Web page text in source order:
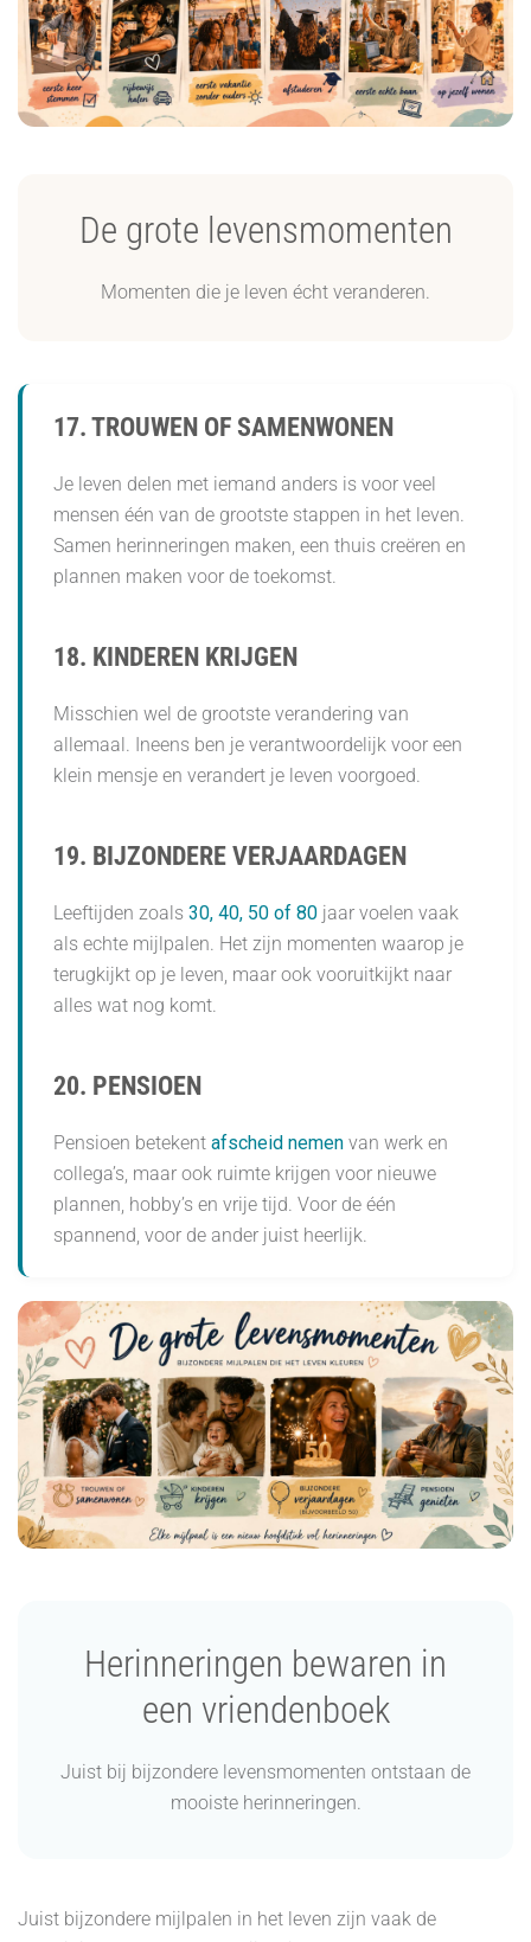
De grote levensmomenten
Momenten die je leven écht veranderen.
17. TROUWEN OF SAMENWONEN
Je leven delen met iemand anders is voor veel
mensen één van de grootste stappen in het leven.
Samen herinneringen maken, een thuis creëren en
plannen maken voor de toekomst.
18. KINDEREN KRIJGEN
Misschien wel de grootste verandering van
allemaal. Ineens ben je verantwoordelijk voor een
klein mensje en verandert je leven voorgoed.
19. BIJZONDERE VERJAARDAGEN
Leeftijden zoals 30, 40, 50 of 80 jaar voelen vaak
als echte mijlpalen. Het zijn momenten waarop je
terugkijkt op je leven, maar ook vooruitkijkt naar
alles wat nog komt.
20. PENSIOEN
Pensioen betekent afscheid nemen van werk en
collega’s, maar ook ruimte krijgen voor nieuwe
plannen, hobby’s en vrije tijd. Voor de één
spannend, voor de ander juist heerlijk.
Herinneringen bewaren in
een vriendenboek
Juist bij bijzondere levensmomenten ontstaan de
mooiste herinneringen.
Juist bijzondere mijlpalen in het leven zijn vaak de